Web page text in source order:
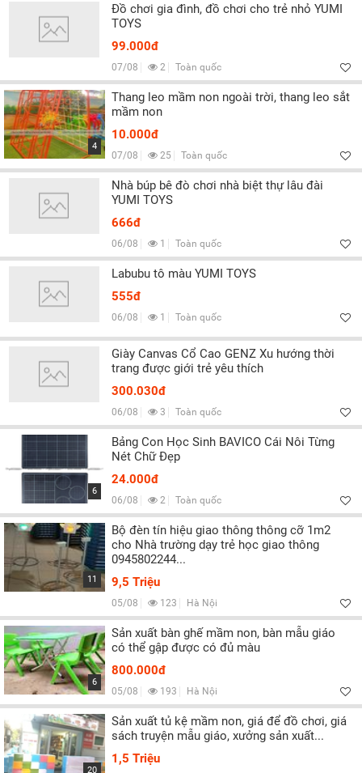
Đồ chơi gia đình, đồ chơi cho trẻ nhỏ YUMI
TOYS
99.000đ
07/08 2 Toàn quốc
4
Thang leo mầm non ngoài trời, thang leo sắt
mầm non
10.000đ
07/08 25 Toàn quốc
Nhà búp bê đò chơi nhà biệt thự lâu đài
YUMI TOYS
666đ
06/08 1 Toàn quốc
Labubu tô màu YUMI TOYS
555đ
06/08 1 Toàn quốc
Giày Canvas Cổ Cao GENZ Xu hướng thời
trang được giới trẻ yêu thích
300.030đ
06/08 3 Toàn quốc
6
Bảng Con Học Sinh BAVICO Cái Nôi Từng
Nét Chữ Đẹp
24.000đ
06/08 2 Toàn quốc
11
Bộ đèn tín hiệu giao thông thông cỡ 1m2
cho Nhà trường dạy trẻ học giao thông
0945802244...
9,5 Triệu
05/08 123 Hà Nội
6
Sản xuất bàn ghế mầm non, bàn mẫu giáo
có thể gập được có đủ màu
800.000đ
05/08 193 Hà Nội
20
Sản xuất tủ kệ mầm non, giá để đồ chơi, giá
sách truyện mẫu giáo, xưởng sản xuất...
1,5 Triệu